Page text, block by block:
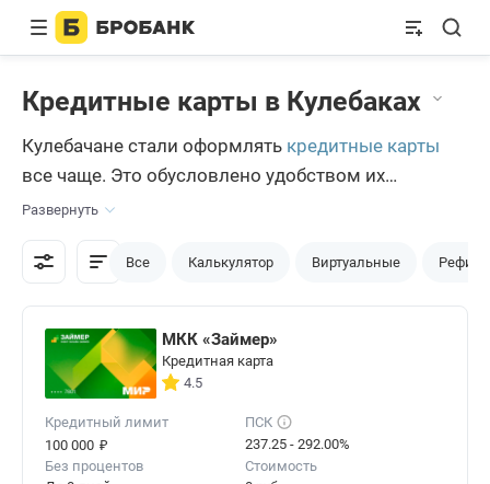
Кредитные карты в Кулебаках
Кулебачане стали оформлять кредитные карты
все чаще. Это обусловлено удобством их
использования. При этом они с каждым годом
становятся все более выгодными и доступными
даже для безработных или имеющих временную
Развернуть
Все Калькулятор Виртуальные
МКК «Займер»
Кредитная карта
4.5
Кредитный лимит
100 000 ₽
ПСК
237.25 - 292.00%
Без процентов
Стоимость